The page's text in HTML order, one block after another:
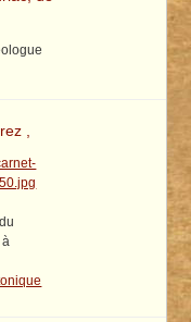
,
à